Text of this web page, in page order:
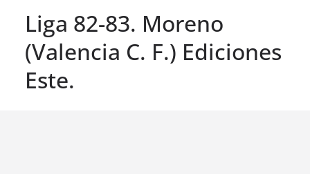
Liga 82-83. Moreno
(Valencia C. F.) Ediciones
Este.